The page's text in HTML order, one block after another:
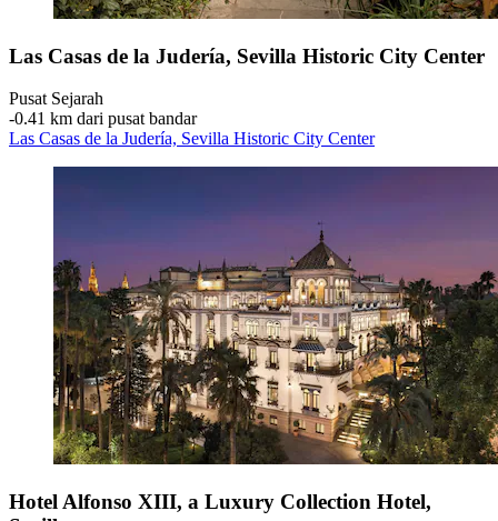
Las Casas de la Judería, Sevilla Historic City Center
Pusat Sejarah
‐0.41 km dari pusat bandar
Las Casas de la Judería, Sevilla Historic City Center
Hotel Alfonso XIII, a Luxury Collection Hotel,